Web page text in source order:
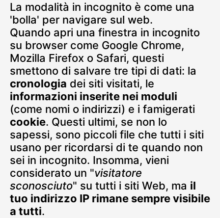
La modalità in incognito è come una
'bolla' per navigare sul web.
Quando apri una finestra in incognito
su browser come Google Chrome,
Mozilla Firefox o Safari, questi
smettono di salvare tre tipi di dati: la
cronologia dei siti visitati, le
informazioni inserite nei moduli
(come nomi o indirizzi) e i famigerati
cookie. Questi ultimi, se non lo
sapessi, sono piccoli file che tutti i siti
usano per ricordarsi di te quando non
sei in incognito. Insomma, vieni
considerato un "visitatore
sconosciuto" su tutti i siti Web, ma il
tuo indirizzo IP rimane sempre visibile
a tutti.